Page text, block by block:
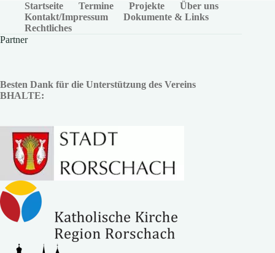
Startseite Termine Projekte
Über uns
Kontakt/Impressum
Dokumente & Links
Rechtliches
Partner
Besten Dank für die Unterstützung des Vereins
BHALTE: